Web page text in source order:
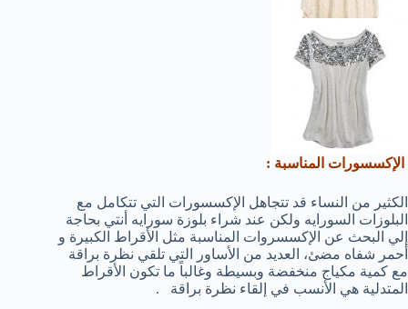
الإكسسورات المناسبة :
الكثير من النساء قد تتجاهل الإكسسورات التي تتكامل مع
البلوزات السورايه ولكن عند شراء بلوزة سورايه أنتي بحاجة
إلي البحث عن الإكسسروات المناسبة مثل الأقراط الكبيرة و
أحمر شفاه مضئ، العديد من الأساور التي تلقي نظرة براقة
مع كمية مكياج منخفضة وبسيطة وغالباً ما تكون الأقراط
المتدلية هي الأنسب في إلقاء نظرة براقة .